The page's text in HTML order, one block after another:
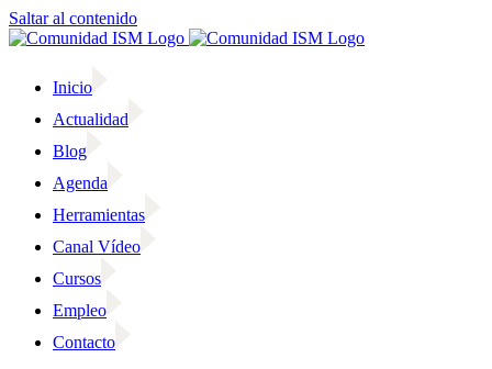
Saltar al contenido
Inicio
Actualidad
Blog
Agenda
Herramientas
Canal Vídeo
Cursos
Empleo
Contacto